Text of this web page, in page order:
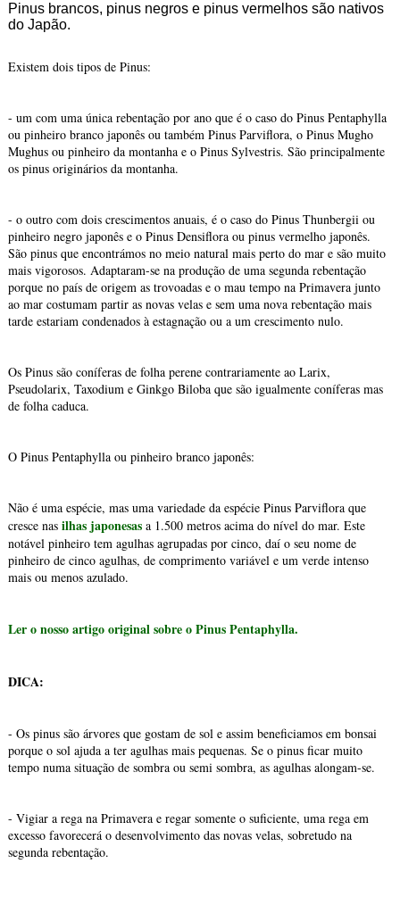
Pinus brancos, pinus negros e pinus vermelhos são nativos
do Japão.
Existem dois tipos de Pinus:
- um com uma única rebentação por ano que é o caso do Pinus Pentaphylla
ou pinheiro branco japonês ou também Pinus Parviflora, o Pinus Mugho
Mughus ou pinheiro da montanha e o Pinus Sylvestris. São principalmente
os pinus originários da montanha.
- o outro com dois crescimentos anuais, é o caso do Pinus Thunbergii ou
pinheiro negro japonês e o Pinus Densiflora ou pinus vermelho japonês.
São pinus que encontrámos no meio natural mais perto do mar e são muito
mais vigorosos. Adaptaram-se na produção de uma segunda rebentação
porque no país de origem as trovoadas e o mau tempo na Primavera junto
ao mar costumam partir as novas velas e sem uma nova rebentação mais
tarde estariam condenados à estagnação ou a um crescimento nulo.
Os Pinus são coníferas de folha perene contrariamente ao Larix,
Pseudolarix, Taxodium e Ginkgo Biloba que são igualmente coníferas mas
de folha caduca.
O Pinus Pentaphylla ou pinheiro branco japonês:
Não é uma espécie, mas uma variedade da espécie Pinus Parviflora que
cresce nas ilhas japonesas a 1.500 metros acima do nível do mar. Este
notável pinheiro tem agulhas agrupadas por cinco, daí o seu nome de
pinheiro de cinco agulhas, de comprimento variável e um verde intenso
mais ou menos azulado.
Ler o nosso artigo original sobre o Pinus Pentaphylla.
DICA:
- Os pinus são árvores que gostam de sol e assim beneficiamos em bonsai
porque o sol ajuda a ter agulhas mais pequenas. Se o pinus ficar muito
tempo numa situação de sombra ou semi sombra, as agulhas alongam-se.
- Vigiar a rega na Primavera e regar somente o suficiente, uma rega em
excesso favorecerá o desenvolvimento das novas velas, sobretudo na
segunda rebentação.